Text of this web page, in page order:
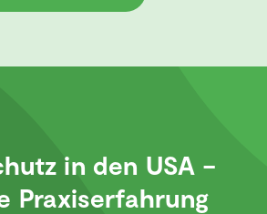
in den USA –
Praxis­er­fah­rung